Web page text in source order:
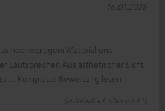
hochwertigem Material und
Lautsprecher. Aus ästhetischer Sicht
Komplette Bewertung lesen
(automatisch übersetzt *)
16.01.2026